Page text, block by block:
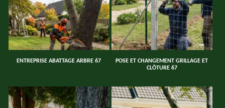
ENTREPRISE ABATTAGE ARBRE 67
POSE ET CHANGEMENT GRILLAGE ET
CLÔTURE 67